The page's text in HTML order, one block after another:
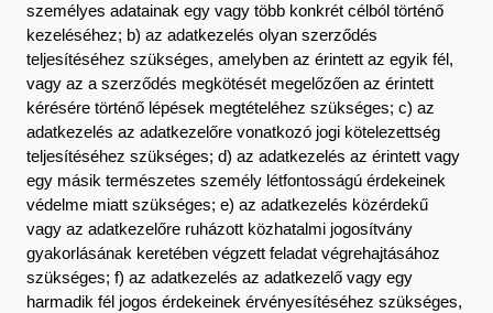
személyes adatainak egy vagy több konkrét célból történő
kezeléséhez; b) az adatkezelés olyan szerződés
teljesítéséhez szükséges, amelyben az érintett az egyik fél,
vagy az a szerződés megkötését megelőzően az érintett
kérésére történő lépések megtételéhez szükséges; c) az
adatkezelés az adatkezelőre vonatkozó jogi kötelezettség
teljesítéséhez szükséges; d) az adatkezelés az érintett vagy
egy másik természetes személy létfontosságú érdekeinek
védelme miatt szükséges; e) az adatkezelés közérdekű
vagy az adatkezelőre ruházott közhatalmi jogosítvány
gyakorlásának keretében végzett feladat végrehajtásához
szükséges; f) az adatkezelés az adatkezelő vagy egy
harmadik fél jogos érdekeinek érvényesítéséhez szükséges,